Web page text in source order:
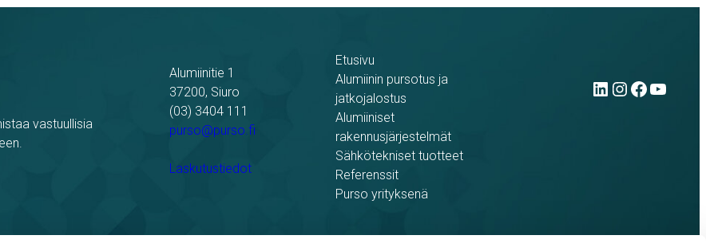
vastuullisia
Alumiinitie 1
37200, Siuro
(03) 3404 111
purso@purso.fi
Laskutustiedot
Etusivu
Alumiinin pursotus ja
jatkojalostus
Alumiiniset
rakennusjärjestelmät
Sähkötekniset tuotteet
Referenssit
Purso yrityksenä
LinkedIn